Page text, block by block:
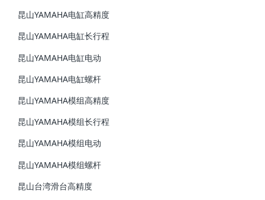
昆山YAMAHA电缸高精度
昆山YAMAHA电缸长行程
昆山YAMAHA电缸电动
昆山YAMAHA电缸螺杆
昆山YAMAHA模组高精度
昆山YAMAHA模组长行程
昆山YAMAHA模组电动
昆山YAMAHA模组螺杆
昆山台湾滑台高精度